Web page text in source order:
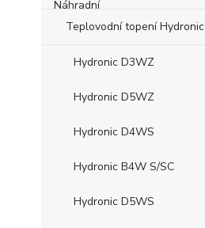
Teplovodní topení Hydronic
Hydronic D3WZ
Hydronic D5WZ
Hydronic D4WS
Hydronic B4W S/SC
Hydronic D5WS